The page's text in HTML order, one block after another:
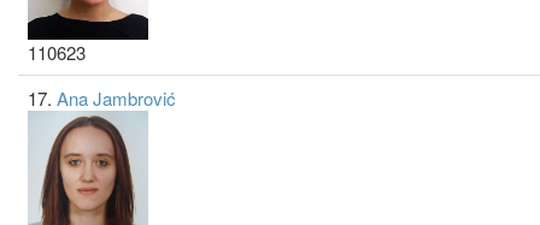
110623
17. Ana Jambrović